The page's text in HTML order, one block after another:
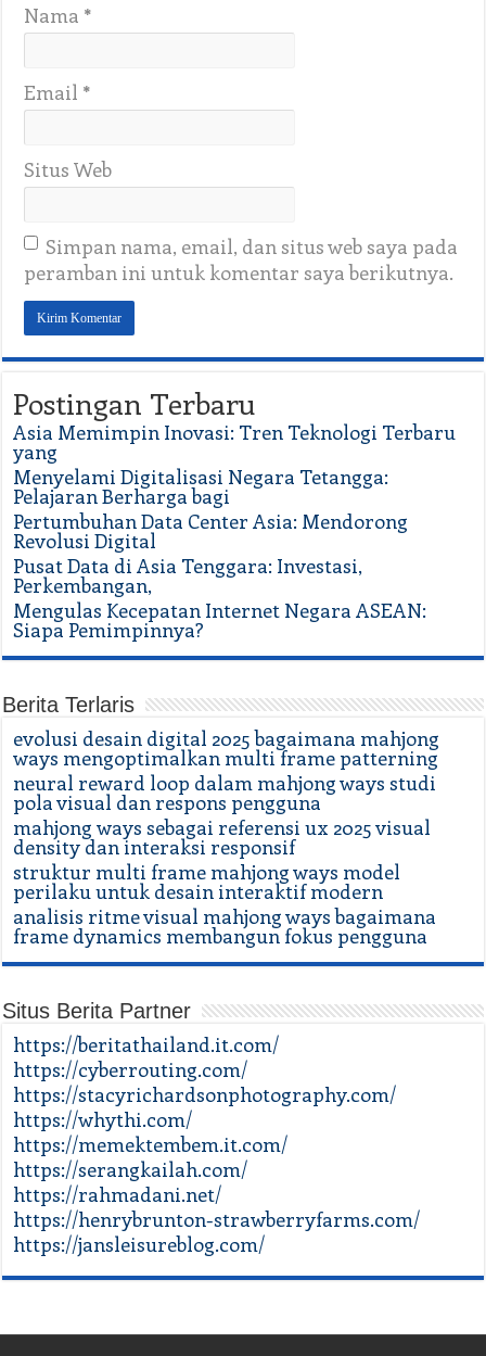
Nama *
Email *
Situs Web
Simpan nama, email, dan situs web saya pada
peramban ini untuk komentar saya berikutnya.
Postingan Terbaru
Asia Memimpin Inovasi: Tren Teknologi Terbaru
yang
Menyelami Digitalisasi Negara Tetangga:
Pelajaran Berharga bagi
Pertumbuhan Data Center Asia: Mendorong
Revolusi Digital
Pusat Data di Asia Tenggara: Investasi,
Perkembangan,
Mengulas Kecepatan Internet Negara ASEAN:
Siapa Pemimpinnya?
Berita Terlaris
evolusi desain digital 2025 bagaimana mahjong
ways mengoptimalkan multi frame patterning
neural reward loop dalam mahjong ways studi
pola visual dan respons pengguna
mahjong ways sebagai referensi ux 2025 visual
density dan interaksi responsif
struktur multi frame mahjong ways model
perilaku untuk desain interaktif modern
analisis ritme visual mahjong ways bagaimana
frame dynamics membangun fokus pengguna
Situs Berita Partner
https://beritathailand.it.com/
https://cyberrouting.com/
https://stacyrichardsonphotography.com/
https://whythi.com/
https://memektembem.it.com/
https://serangkailah.com/
https://rahmadani.net/
https://henrybrunton-strawberryfarms.com/
https://jansleisureblog.com/